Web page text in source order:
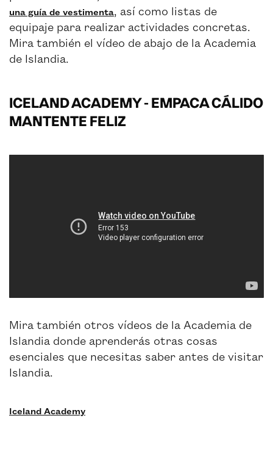
una guía de vestimenta , así como listas de
equipaje para realizar actividades concretas.
Mira también el vídeo de abajo de la Academia
de Islandia.
ICELAND ACADEMY - EMPACA CÁLIDO
MANTENTE FELIZ
Mira también otros vídeos de la Academia de
Islandia donde aprenderás otras cosas
esenciales que necesitas saber antes de visitar
Islandia.
Iceland Academy